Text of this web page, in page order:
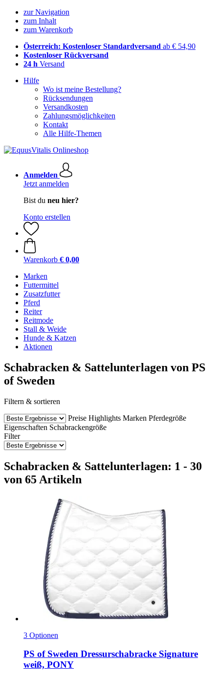
zur Navigation
zum Inhalt
zum Warenkorb
Österreich: Kostenloser Standardversand ab € 54,90
Kostenloser Rückversand
24 h Versand
Hilfe
Wo ist meine Bestellung?
Rücksendungen
Versandkosten
Zahlungsmöglichkeiten
Kontakt
Alle Hilfe-Themen
Anmelden
Jetzt anmelden
Bist du neu hier?
Konto erstellen
Warenkorb € 0,00
Marken
Futtermittel
Zusatzfutter
Pferd
Reiter
Reitmode
Stall & Weide
Hunde & Katzen
Aktionen
Schabracken & Sattelunterlagen von PS
of Sweden
Filtern & sortieren
Preise Highlights Marken Pferdegröße
Eigenschaften Schabrackengröße
Filter
Schabracken & Sattelunterlagen: 1 - 30
von 65 Artikeln
3 Optionen
PS of Sweden Dressurschabracke Signature
weiß, PONY